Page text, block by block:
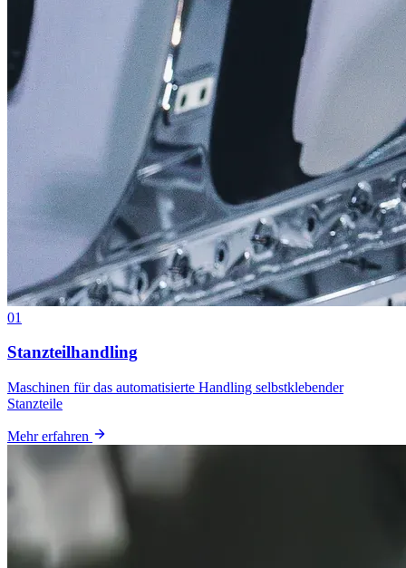
01
Stanzteilhandling
Maschinen für das automatisierte Handling selbstklebender
Stanzteile
Mehr erfahren